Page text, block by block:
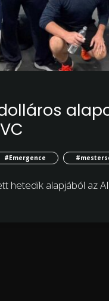
#Emergence
hetedik alapjából az